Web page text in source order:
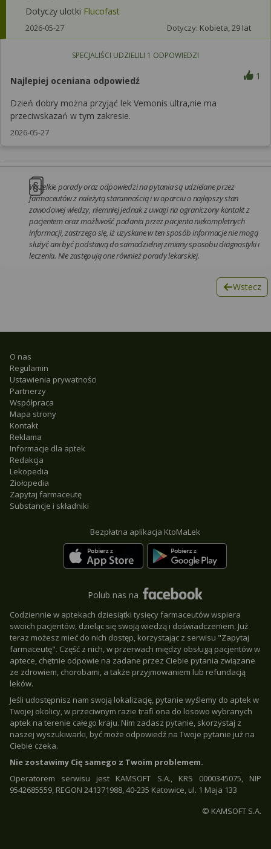
Dotyczy ulotki Flucofast
2026-05-27 Dotyczy: Kobieta, 29 lat
SPECJALIŚCI UDZIELILI 1 ODPOWIEDZI
Najlepiej oceniana odpowiedź 1
Dzień dobry można przyjąć lek Vemonis ultra,nie ma
przeciwskazań w tym zakresie.
2026-05-27
Wszelkie porady oraz odpowiedzi na pytania są udzielane przez
farmaceutów z należytą starannością i w oparciu o najlepszy stan
zawodowej wiedzy, niemniej jednak z uwagi na ograniczony kontakt z
pacjentem oraz możliwość podania przez pacjenta niekompletnych
informacji, zastrzega się, iż uzyskane w ten sposób informacje nie mogą
służyć ani być podstawą do samodzielnej zmiany sposobu diagnostyki i
leczenia. Nie zastępują one również porady lekarskiej.
Wstecz
O nas
Regulamin
Ustawienia prywatności
Partnerzy
Współpraca
Mapa strony
Kontakt
Reklama
Informacje dla aptek
Redakcja
Lekopedia
Ziołopedia
Zapytaj farmaceutę
Substancje i składniki
Bezpłatna aplikacja KtoMaLek
Polub nas na
Codziennie w aptekach dziesiątki tysięcy farmaceutów wspiera
swoich pacjentów, dzieląc się swoją wiedzą i doświadczeniem. Już
teraz możesz mieć do nich dostęp, korzystając z serwisu "Zapytaj
farmaceutę". Część z nich, w przerwach między obsługą pacjentów w
aptece, chętnie odpowie na zadane przez Ciebie pytania związane
ze zdrowiem, chorobami, a także przyjmowaniem lub refundacją
leków.
Jeśli udostępnisz nam swoją lokalizację, pytanie wyślemy do aptek w
Twojej okolicy, w przeciwnym razie trafi ona do losowo wybranych
aptek na terenie całego kraju. Nim zadasz pytanie, skorzystaj z
naszej wyszukiwarki, być może odpowiedź na Twoje pytanie już na
Ciebie czeka.
Nie zostawimy Cię samego z Twoim problemem.
Operatorem serwisu jest KAMSOFT S.A., KRS 0000345075, NIP
9542685559, REGON 241371988, 40-235 Katowice, ul. 1 Maja 133
© KAMSOFT S.A.